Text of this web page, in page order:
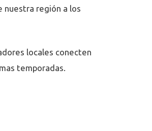
nuestra región a los
locales conecten
temporadas.